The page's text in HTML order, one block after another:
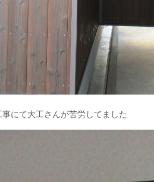
にて大工さんが苦労してました